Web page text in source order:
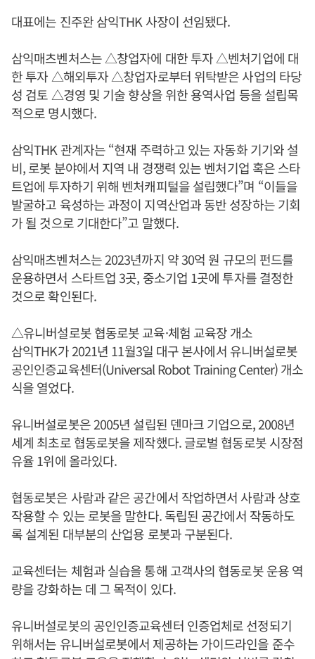
대표에는 진주완 삼익THK 사장이 선임됐다.
삼익매츠벤처스는 △창업자에 대한 투자 △벤처기업에 대
한 투자 △해외투자 △창업자로부터 위탁받은 사업의 타당
성 검토 △경영 및 기술 향상을 위한 용역사업 등을 설립목
적으로 명시했다.
삼익THK 관계자는 “현재 주력하고 있는 자동화 기기와 설
비, 로봇 분야에서 지역 내 경쟁력 있는 벤처기업 혹은 스타
트업에 투자하기 위해 벤처캐피털을 설립했다”며 “이들을
발굴하고 육성하는 과정이 지역산업과 동반 성장하는 기회
가 될 것으로 기대한다”고 말했다.
삼익매츠벤처스는 2023년까지 약 30억 원 규모의 펀드를
운용하면서 스타트업 3곳, 중소기업 1곳에 투자를 결정한
것으로 확인된다.
△유니버설로봇 협동로봇 교육·체험 교육장 개소
삼익THK가 2021년 11월3일 대구 본사에서 유니버설로봇
공인인증교육센터(Universal Robot Training Center) 개소
식을 열었다.
유니버설로봇은 2005년 설립된 덴마크 기업으로, 2008년
세계 최초로 협동로봇을 제작했다. 글로벌 협동로봇 시장점
유율 1위에 올라있다.
협동로봇은 사람과 같은 공간에서 작업하면서 사람과 상호
작용할 수 있는 로봇을 말한다. 독립된 공간에서 작동하도
록 설계된 대부분의 산업용 로봇과 구분된다.
교육센터는 체험과 실습을 통해 고객사의 협동로봇 운용 역
량을 강화하는 데 그 목적이 있다.
유니버설로봇의 공인인증교육센터 인증업체로 선정되기
위해서는 유니버설로봇에서 제공하는 가이드라인을 준수